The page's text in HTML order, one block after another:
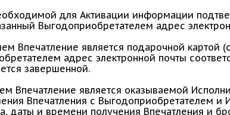
для Активации информации
Выгодоприобретателем адрес
Впечатление является подарочной картой
адрес электронной почты
завершенной.
Впечатление является оказываемой
Впечатления с Выгодоприобретателем и
даты и времени получения Впечатления и